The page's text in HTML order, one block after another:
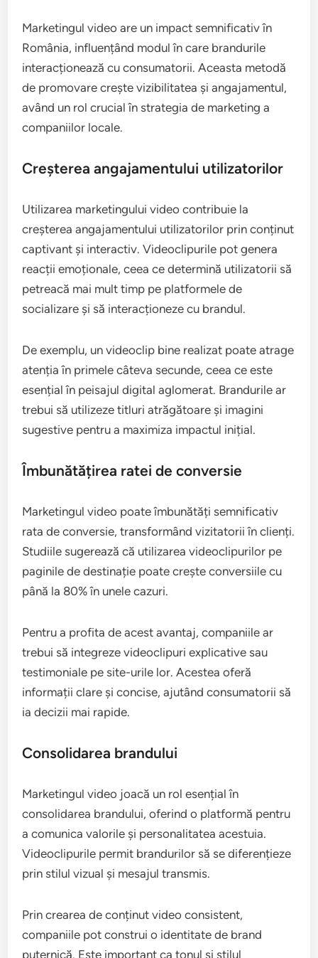
Marketingul video are un impact semnificativ în
România, influențând modul în care brandurile
interacționează cu consumatorii. Aceasta metodă
de promovare crește vizibilitatea și angajamentul,
având un rol crucial în strategia de marketing a
companiilor locale.
Creșterea angajamentului utilizatorilor
Utilizarea marketingului video contribuie la
creșterea angajamentului utilizatorilor prin conținut
captivant și interactiv. Videoclipurile pot genera
reacții emoționale, ceea ce determină utilizatorii să
petreacă mai mult timp pe platformele de
socializare și să interacționeze cu brandul.
De exemplu, un videoclip bine realizat poate atrage
atenția în primele câteva secunde, ceea ce este
esențial în peisajul digital aglomerat. Brandurile ar
trebui să utilizeze titluri atrăgătoare și imagini
sugestive pentru a maximiza impactul inițial.
Îmbunătățirea ratei de conversie
Marketingul video poate îmbunătăți semnificativ
rata de conversie, transformând vizitatorii în clienți.
Studiile sugerează că utilizarea videoclipurilor pe
paginile de destinație poate crește conversiile cu
până la 80% în unele cazuri.
Pentru a profita de acest avantaj, companiile ar
trebui să integreze videoclipuri explicative sau
testimoniale pe site-urile lor. Acestea oferă
informații clare și concise, ajutând consumatorii să
ia decizii mai rapide.
Consolidarea brandului
Marketingul video joacă un rol esențial în
consolidarea brandului, oferind o platformă pentru
a comunica valorile și personalitatea acestuia.
Videoclipurile permit brandurilor să se diferențieze
prin stilul vizual și mesajul transmis.
Prin crearea de conținut video consistent,
companiile pot construi o identitate de brand
puternică. Este important ca tonul și stilul